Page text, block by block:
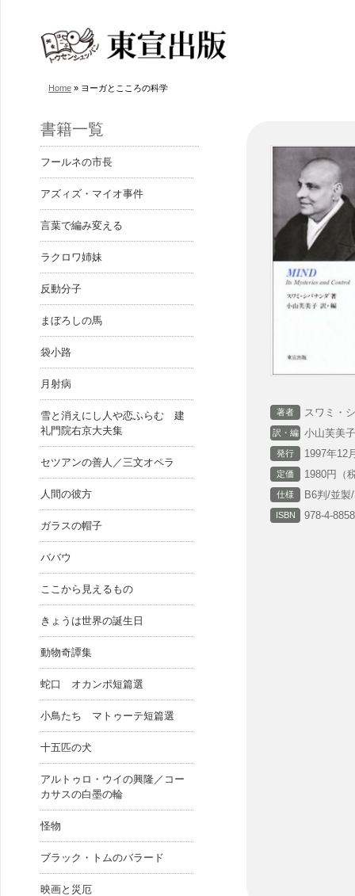
Home » ヨーガとこころの科学
著者 スワミ・
訳・編 小山芙美子
発行 1997年12
定価 1980円（
仕様 B6判/並製
ISBN 978-4-
書籍一覧
フールネの市長
アズィズ・マイオ事件
言葉で編み変える
ラクロワ姉妹
反動分子
まぼろしの馬
袋小路
月射病
雪と消えにし人や恋ふらむ 建
礼門院右京大夫集
セツアンの善人／三文オペラ
人間の彼方
ガラスの帽子
ババウ
ここから見えるもの
きょうは世界の誕生日
動物奇譚集
蛇口 オカンポ短篇選
小鳥たち マトゥーテ短篇選
十五匹の犬
アルトゥロ・ウイの興隆／コー
カサスの白墨の輪
怪物
ブラック・トムのバラード
映画と災厄